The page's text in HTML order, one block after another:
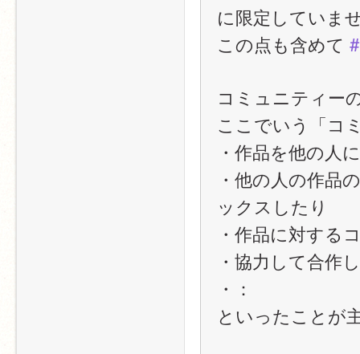
に限定していま
この点も含めて
コミュニティー
ここでいう「コ
・作品を他の人
・他の人の作品
ックスしたり
・作品に対する
・協力して合作
・：
といったことが